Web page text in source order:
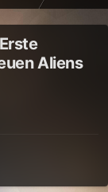
Aliens